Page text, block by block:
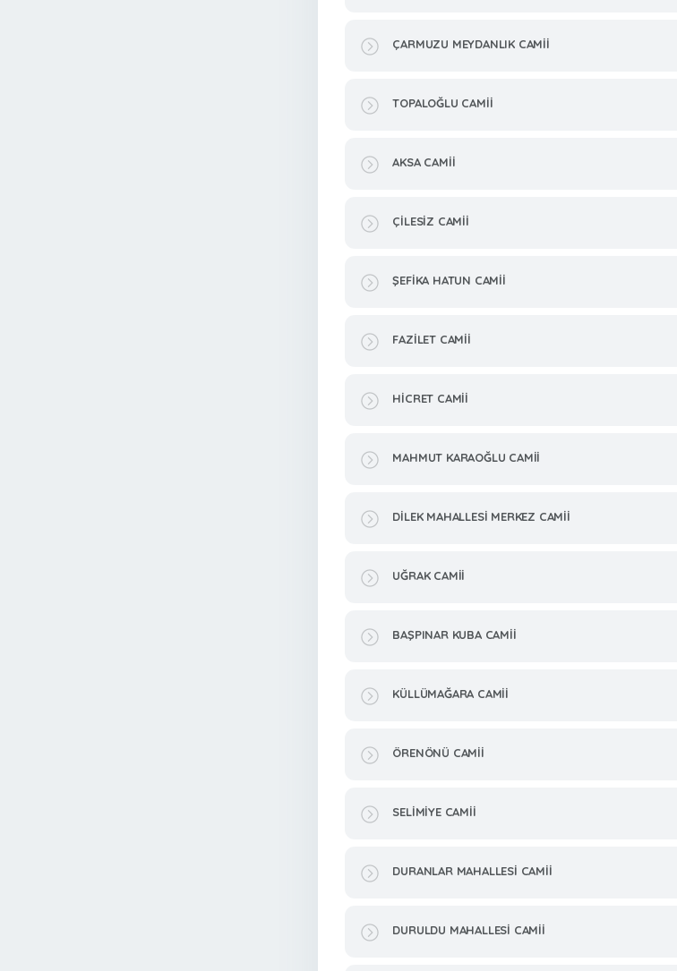
ÇARMUZU MEYDANLIK CAMİİ
TOPALOĞLU CAMİİ
AKSA CAMİİ
ÇİLESİZ CAMİİ
ŞEFİKA HATUN CAMİİ
FAZİLET CAMİİ
HİCRET CAMİİ
MAHMUT KARAOĞLU CAMİİ
DİLEK MAHALLESİ MERKEZ CAMİİ
UĞRAK CAMİİ
BAŞPINAR KUBA CAMİİ
KÜLLÜMAĞARA CAMİİ
ÖRENÖNÜ CAMİİ
SELİMİYE CAMİİ
DURANLAR MAHALLESİ CAMİİ
DURULDU MAHALLESİ CAMİİ